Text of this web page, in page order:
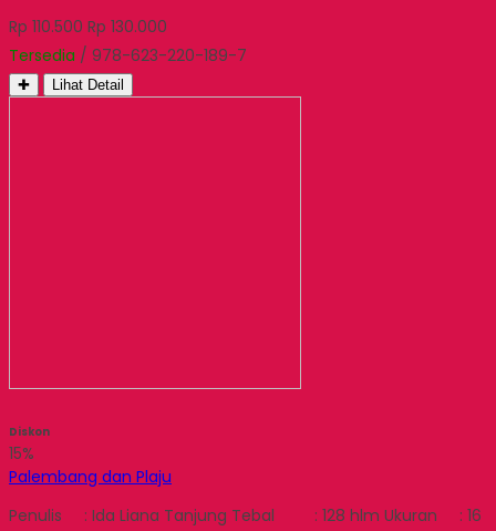
Rp 110.500 Rp 130.000
Tersedia / 978-623-220-189-7
✚ Lihat Detail
Diskon
15%
Palembang dan Plaju
Penulis : Ida Liana Tanjung Tebal : 128 hlm Ukuran : 16